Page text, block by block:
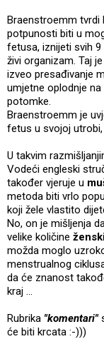
Braenstroemm tvrdi
potpunosti biti u
fetusa, iznijeti svih
živi organizam. Taj
izveo presađivanje
umjetne oplodnje
potomke.
Braenstroemm je
fetus u svojoj
U takvim
Vodeći engleski
također vjeruje u
metoda biti vrlo
koji žele vlastito
No, on je mišljenja
velike količine
možda moglo
menstrualnog
da će znanost
kraj ...
Rubrika "komentari"
će biti krcata :-)))